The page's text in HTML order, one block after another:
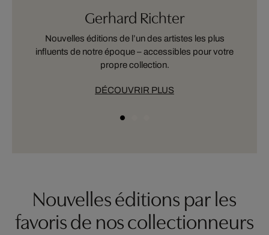
Gerhard Richter
Nouvelles éditions de l’un des artistes les plus
influents de notre époque – accessibles pour votre
propre collection.
DÉCOUVRIR PLUS
Nouvelles éditions par les
favoris de nos collectionneurs